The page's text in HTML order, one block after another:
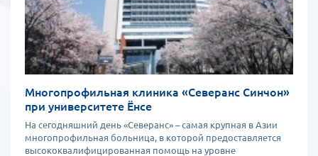
Многопрофильная клиника «Северанс Синчон»
при университете Ёнсе
На сегодняшний день «Северанс» – самая крупная в Азии
многопрофильная больница, в которой предоставляется
высококвалифицированная помощь на уровне